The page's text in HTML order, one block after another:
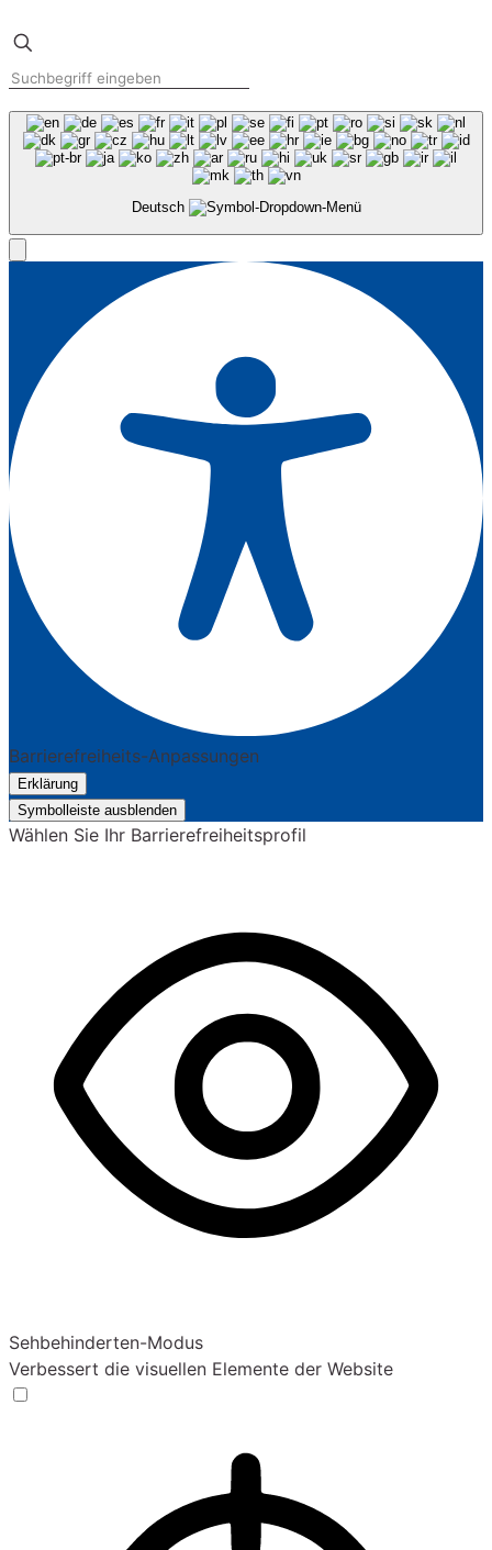
Deutsch
Barrierefreiheits-Anpassungen
Erklärung
Symbolleiste ausblenden
Wählen Sie Ihr Barrierefreiheitsprofil
Sehbehinderten-Modus
Verbessert die visuellen Elemente der Website